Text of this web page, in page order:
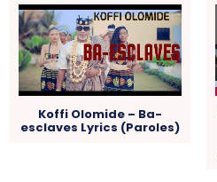
Koffi Olomide – Ba-
esclaves Lyrics (Paroles)